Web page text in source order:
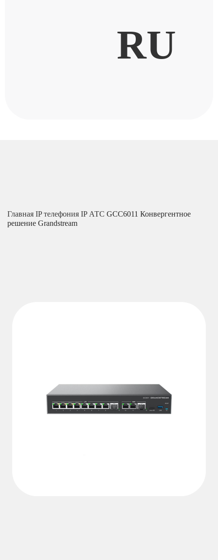
RU
Главная IP телефония IP АТС GCC6011 Конвергентное
решение Grandstream